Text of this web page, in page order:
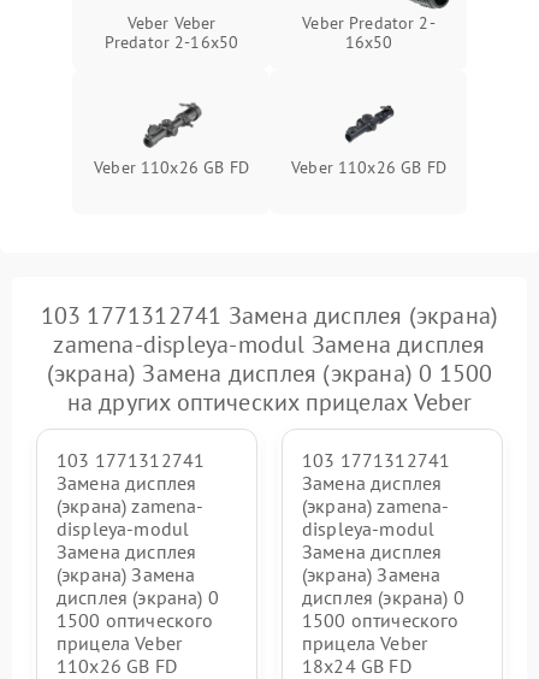
Veber Veber
Predator 2-16x50
Veber Predator 2-
16x50
Veber 110х26 GB FD Veber 110x26 GB FD
103 1771312741 Замена дисплея (экрана)
zamena-displeya-modul Замена дисплея
(экрана) Замена дисплея (экрана) 0 1500
на других оптических прицелах Veber
103 1771312741
Замена дисплея
(экрана) zamena-
displeya-modul
Замена дисплея
(экрана) Замена
дисплея (экрана) 0
1500 оптического
прицела Veber
110x26 GB FD
103 1771312741
Замена дисплея
(экрана) zamena-
displeya-modul
Замена дисплея
(экрана) Замена
дисплея (экрана) 0
1500 оптического
прицела Veber
18x24 GB FD